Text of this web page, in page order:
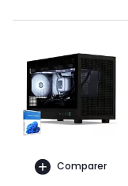
Comparer